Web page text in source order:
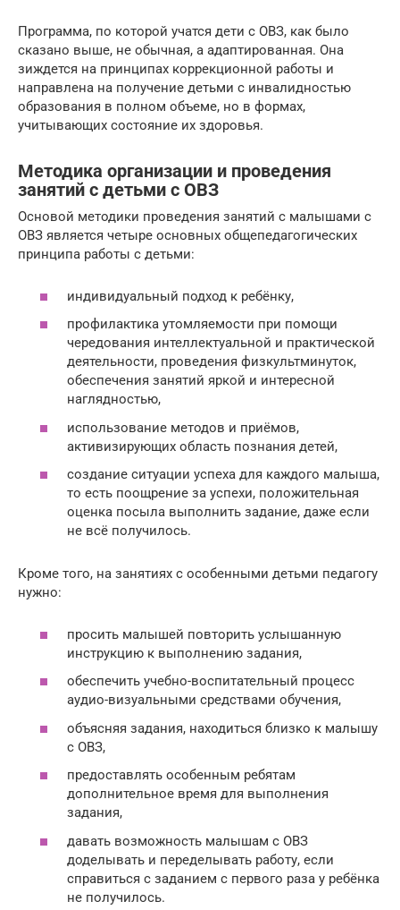
Программа, по которой учатся дети с ОВЗ, как было
сказано выше, не обычная, а адаптированная. Она
зиждется на принципах коррекционной работы и
направлена на получение детьми с инвалидностью
образования в полном объеме, но в формах,
учитывающих состояние их здоровья.
Методика организации и проведения
занятий с детьми с ОВЗ
Основой методики проведения занятий с малышами с
ОВЗ является четыре основных общепедагогических
принципа работы с детьми:
индивидуальный подход к ребёнку,
профилактика утомляемости при помощи
чередования интеллектуальной и практической
деятельности, проведения физкультминуток,
обеспечения занятий яркой и интересной
наглядностью,
использование методов и приёмов,
активизирующих область познания детей,
создание ситуации успеха для каждого малыша,
то есть поощрение за успехи, положительная
оценка посыла выполнить задание, даже если
не всё получилось.
Кроме того, на занятиях с особенными детьми педагогу
нужно:
просить малышей повторить услышанную
инструкцию к выполнению задания,
обеспечить учебно-воспитательный процесс
аудио-визуальными средствами обучения,
объясняя задания, находиться близко к малышу
с ОВЗ,
предоставлять особенным ребятам
дополнительное время для выполнения
задания,
давать возможность малышам с ОВЗ
доделывать и переделывать работу, если
справиться с заданием с первого раза у ребёнка
не получилось.